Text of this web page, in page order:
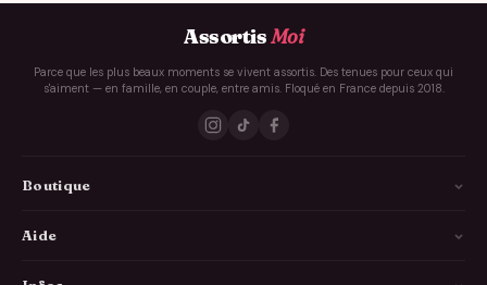
AssortisMoi
Parce que les plus beaux moments se vivent assortis. Des tenues pour ceux qui
s'aiment — en famille, en couple, entre amis. Floqué en France depuis 2018.
Boutique
Aide